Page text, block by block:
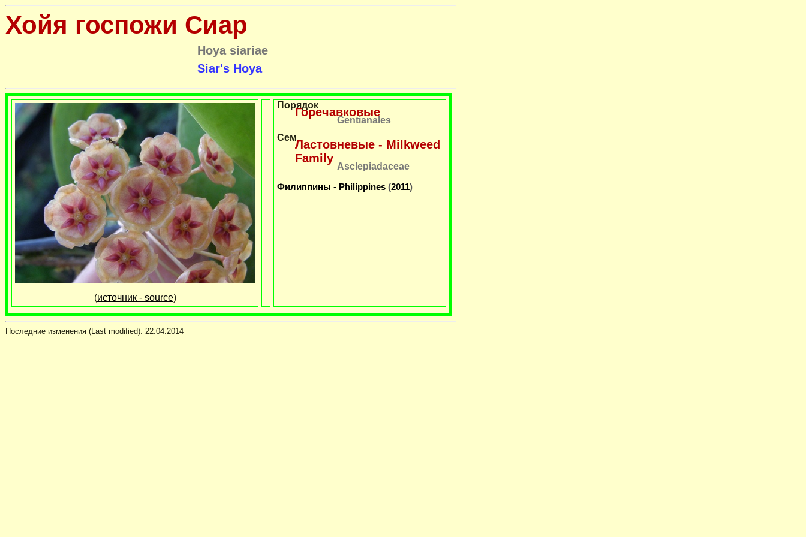
Хойя госпожи Сиар
Hoya siariae
Siar's Hoya
(источник - source)
Порядок
Горечавковые
Gentianales
Сем.
Ластовневые - Milkweed
Family
Asclepiadaceae
Филиппины - Philippines (2011)
Последние изменения (Last modified): 22.04.2014